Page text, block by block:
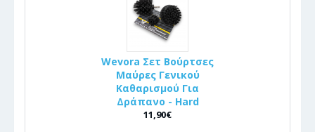
Wevora Σετ Βούρτσες
Μαύρες Γενικού
Καθαρισμού Για
Δράπανο - Hard
11,90€